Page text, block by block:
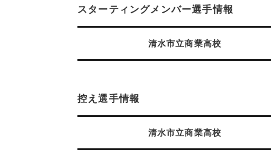
スターティングメンバー選手情報
清水市立商業高校
控え選手情報
清水市立商業高校